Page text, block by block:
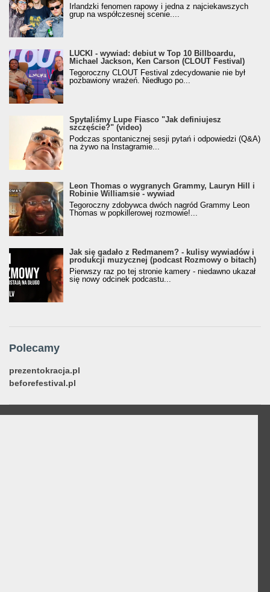
Irlandzki fenomen rapowy i jedna z najciekawszych
grup na współczesnej scenie....
LUCKI - wywiad: debiut w Top 10 Billboardu,
Michael Jackson, Ken Carson (CLOUT Festival)
Tegoroczny CLOUT Festival zdecydowanie nie był
pozbawiony wrażeń. Niedługo po...
Spytaliśmy Lupe Fiasco "Jak definiujesz
szczęście?" (video)
Podczas spontanicznej sesji pytań i odpowiedzi (Q&A)
na żywo na Instagramie...
Leon Thomas o wygranych Grammy, Lauryn Hill i
Robinie Williamsie - wywiad
Tegoroczny zdobywca dwóch nagród Grammy Leon
Thomas w popkillerowej rozmowie!...
Jak się gadało z Redmanem? - kulisy wywiadów i
produkcji muzycznej (podcast Rozmowy o bitach)
Pierwszy raz po tej stronie kamery - niedawno ukazał
się nowy odcinek podcastu...
Polecamy
prezentokracja.pl
beforefestival.pl